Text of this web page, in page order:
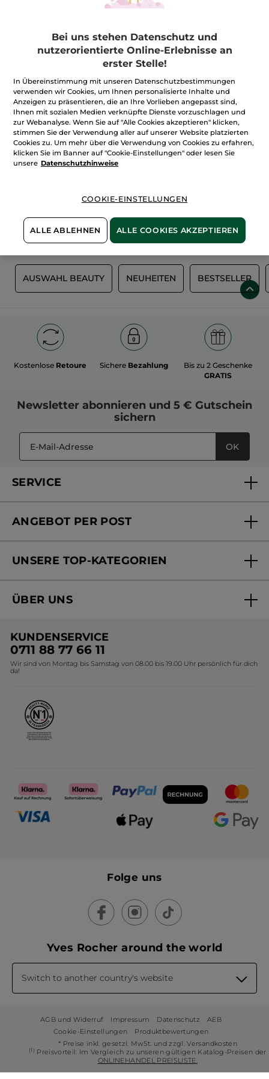
Mehr entdecken
AUSWAHL BEAUTY NEUHEITEN BESTSELLER
Kostenlose Retoure Sichere Bezahlung
Bis zu 2 Geschenke
GRATIS
Newsletter abonnieren und 5 € Gutschein
sichern
OK
SERVICE
Mein Konto
Online Preisliste
ANGEBOT PER POST
Versandhandel Preisliste
UNSERE TOP-KATEGORIEN
Black Friday Yves Rocher
Geschenkideen Yves Rocher
Kollektion Monoi Yves Rocher
ÜBER UNS
Umweltstiftung YR
Affiliate Programm
KUNDENSERVICE
0711 88 77 66 11
Wir sind von Montag bis Samstag von 08.00 bis 19.00 Uhr persönlich für dich
da!
Folge uns
Yves Rocher around the world
Switch to another country's website
AGB und Widerruf Impressum Datenschutz
AEB
Cookie-Einstellungen
Produktbewertungen
* Preise inkl. gesetzl. MwSt. und zzgl. Versandkosten
(1) Preisvorteil: Im Vergleich zu unseren gültigen Katalog-Preisen der
ONLINEHANDEL PREISLISTE.
Bei uns stehen Datenschutz und
nutzerorientierte Online-Erlebnisse an
erster Stelle!
In Übereinstimmung mit unseren Datenschutzbestimmungen
verwenden wir Cookies, um Ihnen personalisierte Inhalte und
Anzeigen zu präsentieren, die an Ihre Vorlieben angepasst sind,
Ihnen mit sozialen Medien verknüpfte Dienste vorzuschlagen und
zur Webanalyse. Wenn Sie auf "Alle Cookies akzeptieren" klicken,
stimmen Sie der Verwendung aller auf unserer Website platzierten
Cookies zu. Um mehr über die Verwendung von Cookies zu erfahren,
klicken Sie im Banner auf "Cookie-Einstellungen" oder lesen Sie
unsere Datenschutzhinweise
COOKIE-EINSTELLUNGEN
ALLE ABLEHNEN ALLE COOKIES AKZEPTIEREN